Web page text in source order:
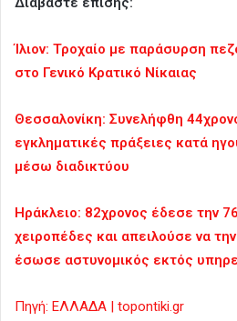
Ίλιον: Τροχαίο με παράσυρση
στο Γενικό Κρατικό Νίκαιας
Θεσσαλονίκη: Συνελήφθη
εγκληματικές πράξειες κατά
μέσω διαδικτύου
Ηράκλειο: 82χρονος έδεσε την
χειροπέδες και απειλούσε να
έσωσε αστυνομικός εκτός
Πηγή: ΕΛΛΑΔΑ | topontiki.gr